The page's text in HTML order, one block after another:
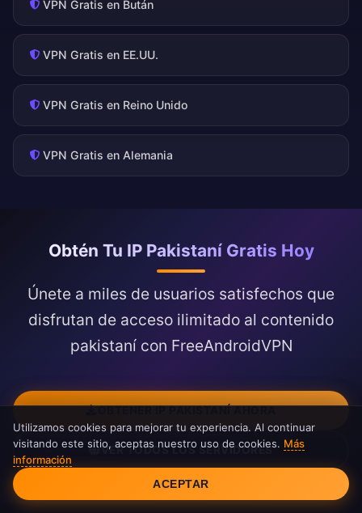
VPN Gratis en Bután
VPN Gratis en EE.UU.
VPN Gratis en Reino Unido
VPN Gratis en Alemania
Obtén Tu IP Pakistaní Gratis Hoy
Únete a miles de usuarios satisfechos que
disfrutan de acceso ilimitado al contenido
pakistaní con FreeAndroidVPN
OBTENER IP PAKISTANÍ AHORA
VER TODOS LOS SERVIDORES
Consentimiento de cookies
Utilizamos cookies para mejorar tu experiencia. Al continuar
visitando este sitio, aceptas nuestro uso de cookies. Más
información
ACEPTAR